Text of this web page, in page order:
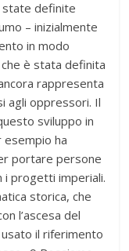
state definite
– inizialmente
in modo
è stata definita
rappresenta
agli oppressori. Il
sviluppo in
esempio ha
portare persone
i progetti imperiali.
storica, che
l’ascesa del
il riferimento